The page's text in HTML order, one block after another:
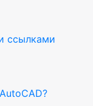
ссылками